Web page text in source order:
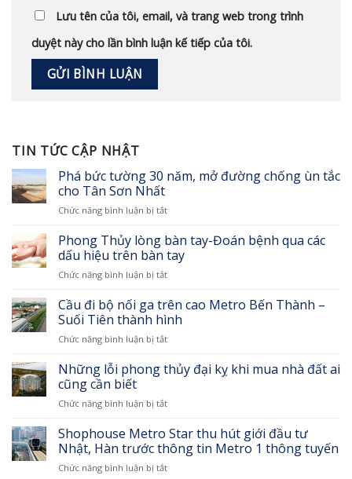
Lưu tên của tôi, email, và trang web trong trình
duyệt này cho lần bình luận kế tiếp của tôi.
TIN TỨC CẬP NHẬT
Phá bức tường 30 năm, mở đường chống ùn tắc
cho Tân Sơn Nhất
Chức năng bình luận bị tắtở
bức
tường
30
năm,
đường
chống
tắc
Tân
Phong Thủy lòng bàn tay-Đoán bệnh qua các
dấu hiệu trên bàn tay
Chức năng bình luận bị tắtở
Thủy
lòng
bàn
tay-
bệnh
dấu
trên
bàn
Cầu đi bộ nối ga trên cao Metro Bến Thành –
Suối Tiên thành hình
Chức năng bình luận bị tắtở
đi
ga
cao
Metro
Thành
Những lỗi phong thủy đại kỵ khi mua nhà đất ai
cũng cần biết
Chức năng bình luận bị tắtở
lỗi
phong
thủy
đại
Shophouse Metro Star thu hút giới đầu tư
Nhật, Hàn trước thông tin Metro 1 thông tuyến
Chức năng bình luận bị tắtở